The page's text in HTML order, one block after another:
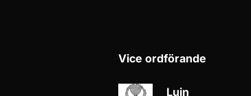
Vice ordförande
Luin